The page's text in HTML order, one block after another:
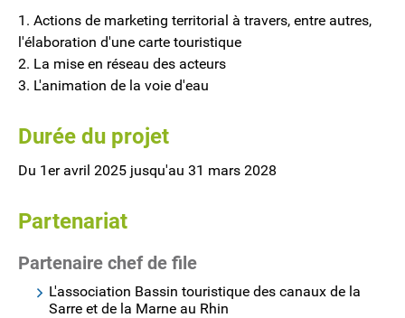
1. Actions de marketing territorial à travers, entre autres,
l'élaboration d'une carte touristique
2. La mise en réseau des acteurs
3. L'animation de la voie d'eau
Durée du projet
Du 1er avril 2025 jusqu'au 31 mars 2028
Partenariat
Partenaire chef de file
L'association Bassin touristique des canaux de la
Sarre et de la Marne au Rhin